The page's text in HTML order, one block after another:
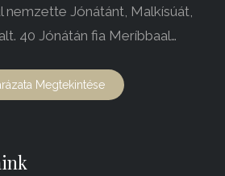
nemzette Jónátánt, Malkísúát,
40 Jónátán fia Meríbbaal…
Megtekintése